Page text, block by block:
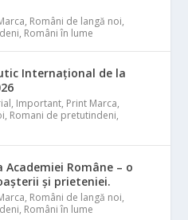
, Români de langă noi,
, Români în lume
Internațional de la
, Important, Print Marca,
, Romani de pretutindeni,
Academiei Române – o
și prieteniei.
, Români de langă noi,
, Români în lume